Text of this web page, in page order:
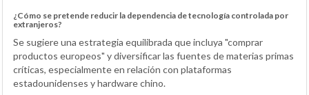
¿Cómo se pretende reducir la dependencia de tecnología controlada por
extranjeros?
Se sugiere una estrategia equilibrada que incluya "comprar
productos europeos" y diversificar las fuentes de materias primas
críticas, especialmente en relación con plataformas
estadounidenses y hardware chino.